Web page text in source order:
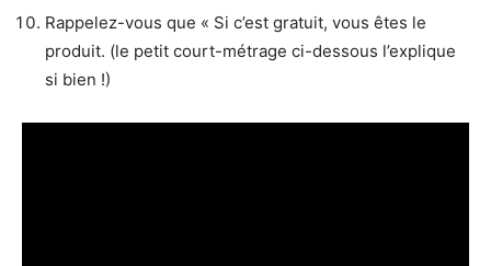
Rappelez-vous que « Si c’est gratuit, vous êtes le
produit. (le petit court-métrage ci-dessous l’explique
si bien !)